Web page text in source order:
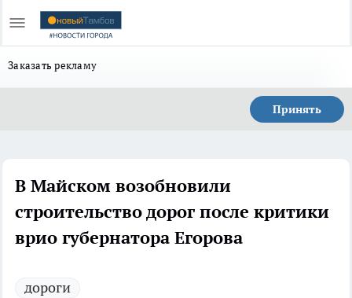
Заказать рекламу
Принять
В Майском возобновили
строительство дорог после критики
врио губернатора Егорова
дороги